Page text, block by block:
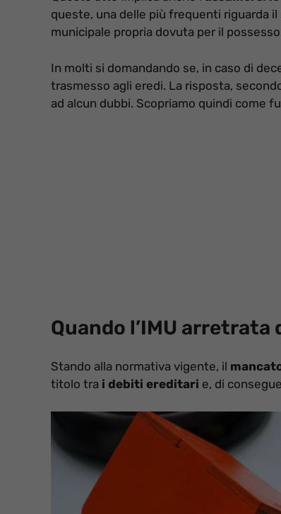
queste, una delle più frequenti riguarda il
municipale propria dovuta per il
In molti si domandando se, in caso di
trasmesso agli eredi. La risposta,
ad alcun dubbi. Scopriamo quindi come
Quando l’IMU
Stando alla normativa vigente, il
titolo tra i debiti ereditari e, di